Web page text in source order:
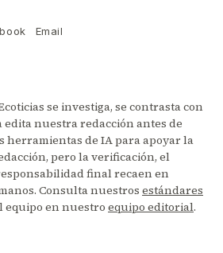
Email
se investiga, se contrasta con
nuestra redacción antes de
herramientas de IA para apoyar la
pero la verificación, el
final recaen en
Consulta nuestros estándares
equipo en nuestro equipo editorial.